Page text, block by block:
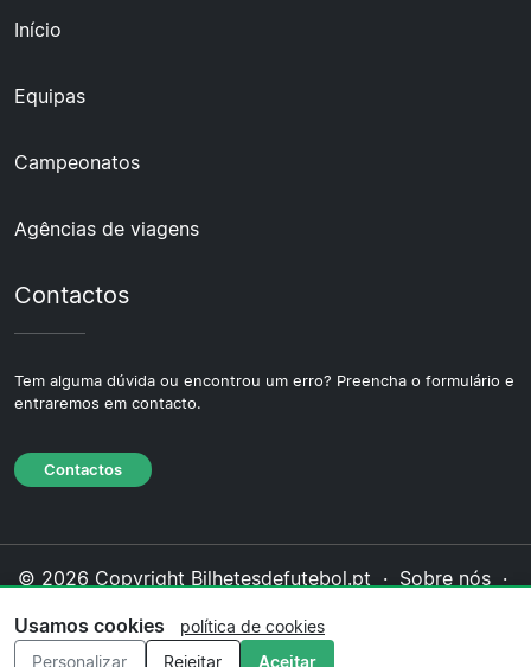
Início
Equipas
Campeonatos
Agências de viagens
Contactos
Tem alguma dúvida ou encontrou um erro? Preencha o formulário e
entraremos em contacto.
Contactos
© 2026 Copyright Bilhetesdefutebol.pt · Sobre nós ·
cookies·Política editorial
Usamos cookies
política de cookies
Personalizar
Rejeitar Aceitar